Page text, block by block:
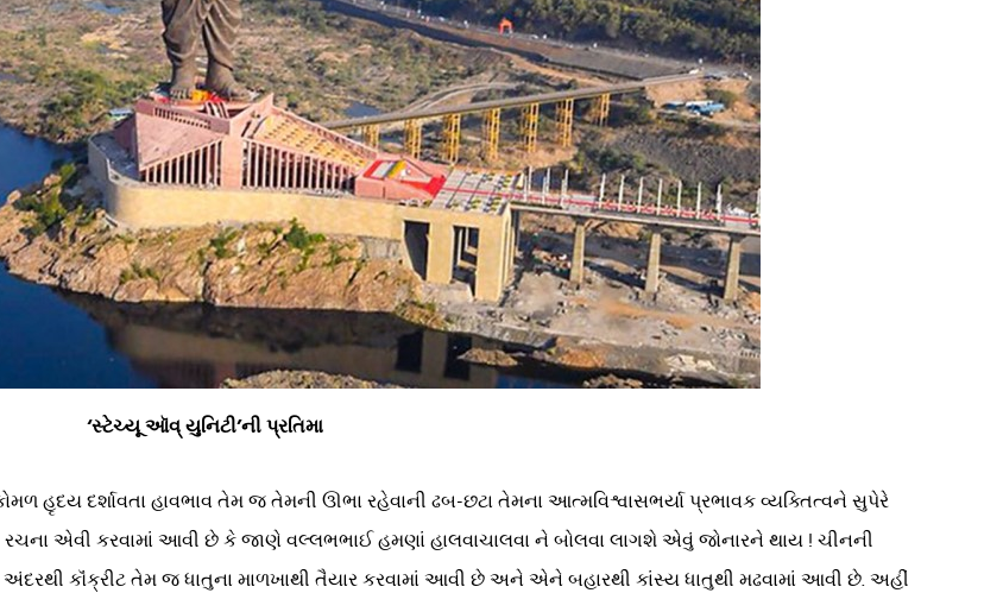
‘સ્ટેચ્યૂ ઑવ્ યુનિટી’ની પ્રતિમા
દર્શાવતા હાવભાવ તેમ જ તેમની ઊભા રહેવાની ઢબ-છટા તેમના આત્મવિશ્વાસભર્યા પ્રભાવક વ્યક્તિત્વને સુપેરે
એવી કરવામાં આવી છે કે જાણે વલ્લભભાઈ હમણાં હાલવાચાલવા ને બોલવા લાગશે એવું જોનારને થાય ! ચીનની
અંદરથી કૉંક્રીટ તેમ જ ધાતુના માળખાથી તૈયાર કરવામાં આવી છે અને એને બહારથી કાંસ્ય ધાતુથી મઢવામાં આવી છે. અહીં